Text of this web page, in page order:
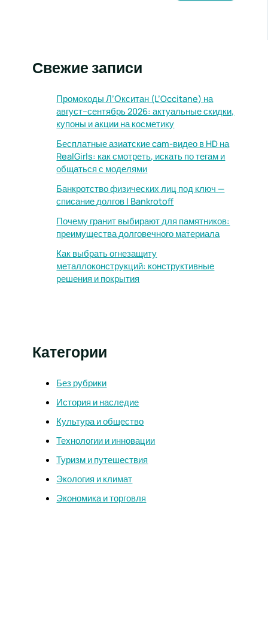
Свежие записи
Промокоды Л’Окситан (L’Occitane) на
август–сентябрь 2026: актуальные скидки,
купоны и акции на косметику
Бесплатные азиатские cam-видео в HD на
RealGirls: как смотреть, искать по тегам и
общаться с моделями
Банкротство физических лиц под ключ —
списание долгов | Bankrotoff
Почему гранит выбирают для памятников:
преимущества долговечного материала
Как выбрать огнезащиту
металлоконструкций: конструктивные
решения и покрытия
Категории
Без рубрики
История и наследие
Культура и общество
Технологии и инновации
Туризм и путешествия
Экология и климат
Экономика и торговля